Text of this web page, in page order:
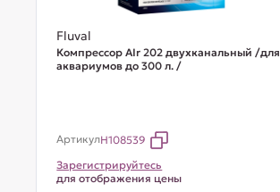
Fluval
Компрессор AIr 202 двухканальный /для
аквариумов до 300 л. /
АртикулH108539
Зарегистрируйтесь
для отображения цены